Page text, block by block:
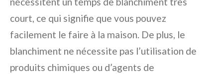
court, ce qui signifie que vous pouvez
facilement le faire à la maison. De plus, le
blanchiment ne nécessite pas l’utilisation de
produits chimiques ou d’agents de